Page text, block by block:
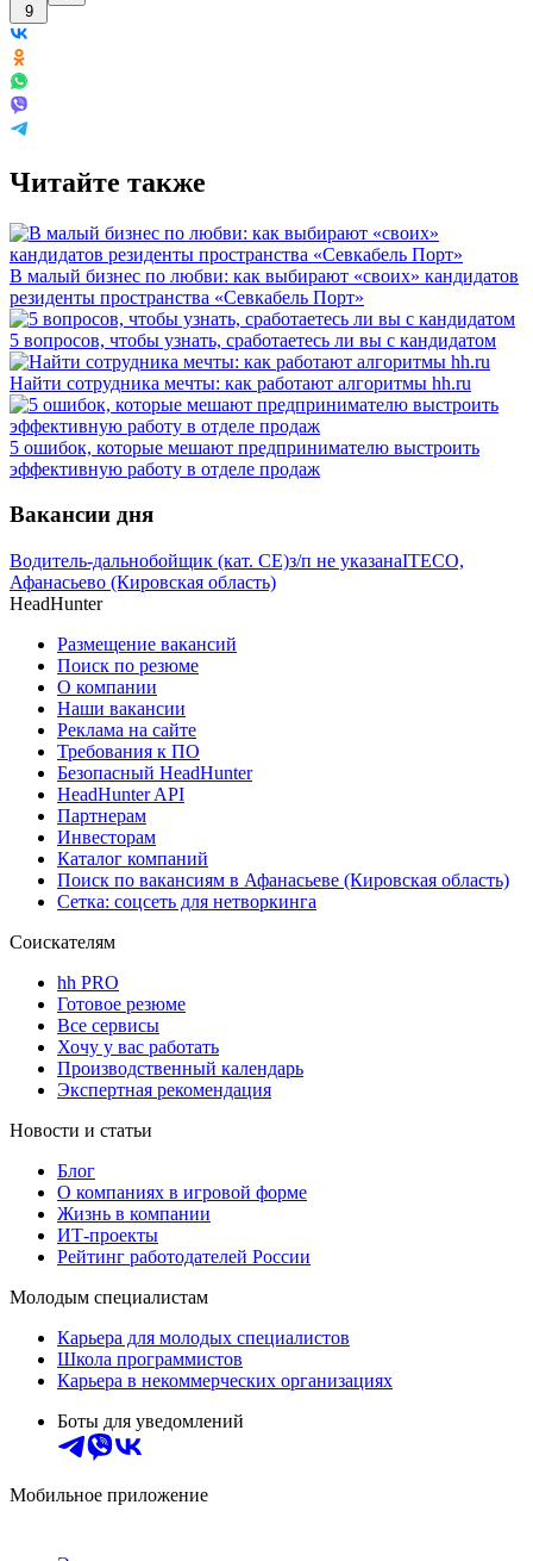
9
Читайте также
В малый бизнес по любви: как выбирают «своих» кандидатов
резиденты пространства «Севкабель Порт»
5 вопросов, чтобы узнать, сработаетесь ли вы с кандидатом
Найти сотрудника мечты: как работают алгоритмы hh.ru
5 ошибок, которые мешают предпринимателю выстроить
эффективную работу в отделе продаж
Вакансии дня
Водитель-дальнобойщик (кат. CE)з/п не указанаITECO,
Афанасьево (Кировская область)
HeadHunter
Размещение вакансий
Поиск по резюме
О компании
Наши вакансии
Реклама на сайте
Требования к ПО
Безопасный HeadHunter
HeadHunter API
Партнерам
Инвесторам
Каталог компаний
Поиск по вакансиям в Афанасьеве (Кировская область)
Сетка: соцсеть для нетворкинга
Соискателям
hh PRO
Готовое резюме
Все сервисы
Хочу у вас работать
Производственный календарь
Экспертная рекомендация
Новости и статьи
Блог
О компаниях в игровой форме
Жизнь в компании
ИТ-проекты
Рейтинг работодателей России
Молодым специалистам
Карьера для молодых специалистов
Школа программистов
Карьера в некоммерческих организациях
Боты для уведомлений
Мобильное приложение